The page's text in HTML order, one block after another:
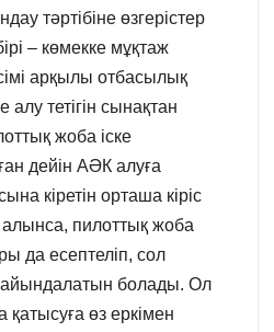
тәртібіне өзгерістер
– көмекке мұқтаж
арқылы отбасылық
тетігін сынақтан
жоба іске
дейін АӘК алуға
кіретін орташа кіріс
алынса, пилоттық жоба
да есептеліп, сол
болады. Ол
қатысуға өз еркімен